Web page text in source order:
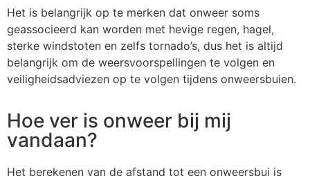
Het is belangrijk op te merken dat onweer soms
geassocieerd kan worden met hevige regen, hagel,
sterke windstoten en zelfs tornado’s, dus het is altijd
belangrijk om de weersvoorspellingen te volgen en
veiligheidsadviezen op te volgen tijdens onweersbuien.
Hoe ver is onweer bij mij
vandaan?
Het berekenen van de afstand tot een onweersbui is